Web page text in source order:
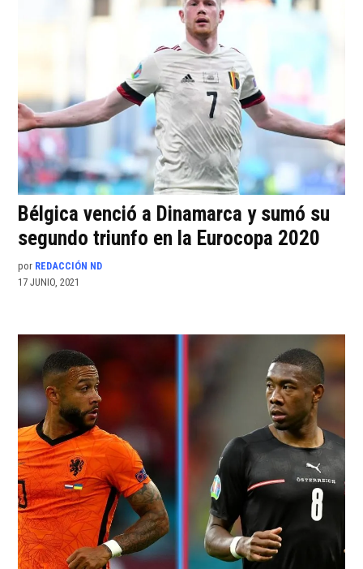
Bélgica venció a Dinamarca y sumó su
segundo triunfo en la Eurocopa 2020
por REDACCIÓN ND
17 JUNIO, 2021